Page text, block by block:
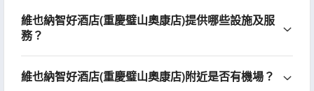
維也納智好酒店(重慶璧山奧康店)提供哪些設施及服
務？
維也納智好酒店(重慶璧山奧康店)附近是否有機場？